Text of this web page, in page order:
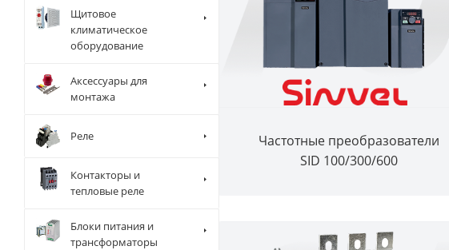
Частотные преобразователи
SID 100/300/600
Щитовое
климатическое
оборудование
Аксессуары для
монтажа
Реле
Контакторы и
тепловые реле
Блоки питания и
трансформаторы